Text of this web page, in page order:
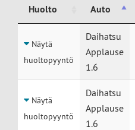
Huolto
Auto
Auto
Näytä
huoltopyyntö
Daihatsu
Applause
1.6
Näytä
huoltopyyntö
Daihatsu
Applause
1.6